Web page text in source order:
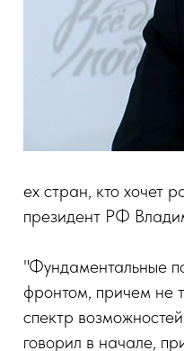
ех стран, кто хочет
президент РФ
"Фундаментальные
фронтом, причем не
спектр
говорил в начале,